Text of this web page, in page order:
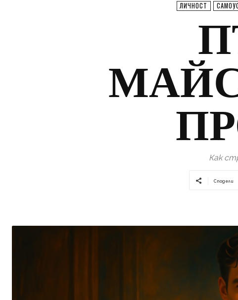
ЛИЧНОСТ
Как
Сподели